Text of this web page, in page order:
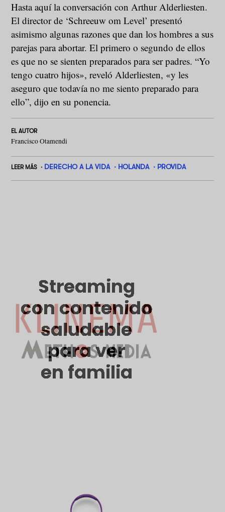
Hasta aquí la conversación con Arthur Alderliesten.
El director de ‘Schreeuw om Level’ presentó
asimismo algunas razones que dan los hombres a sus
parejas para abortar. El primero o segundo de ellos
es que no se sienten preparados para ser padres. “Yo
tengo cuatro hijos», reveló Alderliesten, «y les
aseguro que todavía no me siento preparado para
ello”, dijo en su ponencia.
EL AUTOR
Francisco Otamendi
LEER MÁS DERECHO A LA VIDA HOLANDA PROVIDA